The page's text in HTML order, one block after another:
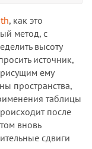
, как это
метод, с
высоту
источник,
ему
пространства,
таблицы
после
вновь
сдвиги